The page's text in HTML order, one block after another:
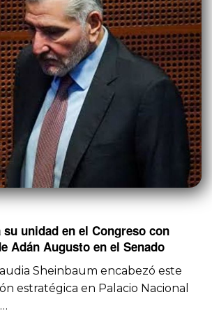
unidad en el Congreso con
Adán Augusto en el Senado
Sheinbaum encabezó este
estratégica en Palacio Nacional